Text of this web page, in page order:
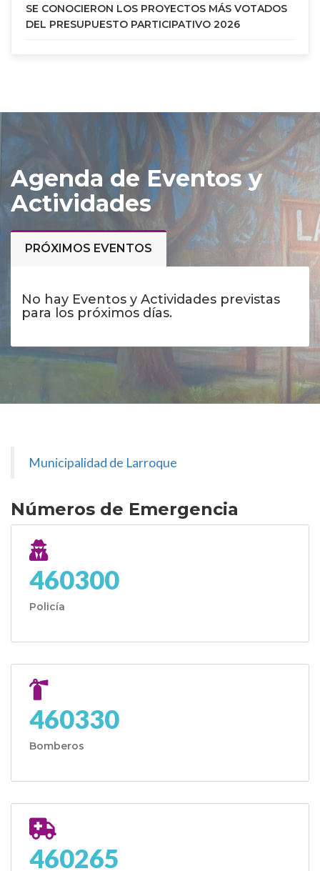
SE CONOCIERON LOS PROYECTOS MÁS VOTADOS
DEL PRESUPUESTO PARTICIPATIVO 2026
Agenda de Eventos y
Actividades
PRÓXIMOS EVENTOS
No hay Eventos y Actividades previstas
para los próximos días.
Municipalidad de Larroque
Números de Emergencia
460300
Policía
460330
Bomberos
460265